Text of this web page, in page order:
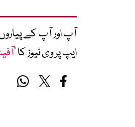
آپ اور آپ کے
ایپ پر وی نیوز کا ’